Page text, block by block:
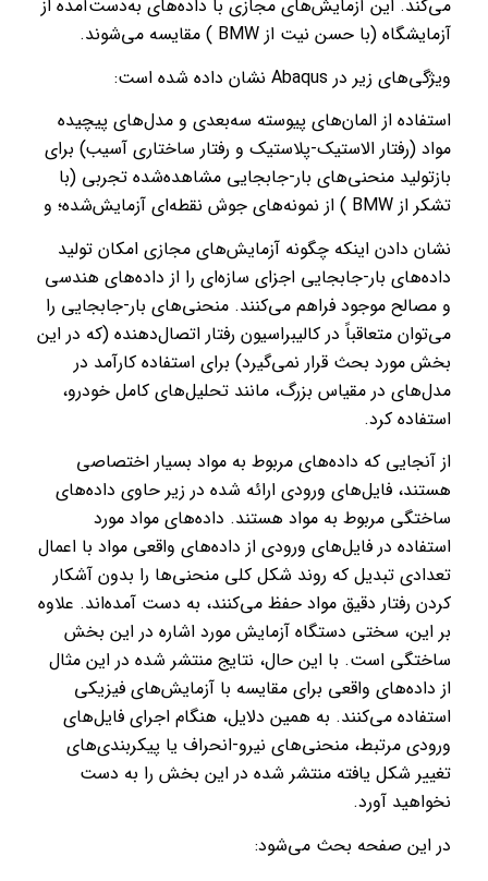
می‌کند. این آزمایش‌های مجازی با داده‌های به‌دست‌آمده از
آزمایشگاه (با حسن نیت از BMW ) مقایسه می‌شوند.
ویژگی‌های زیر در Abaqus نشان داده شده است:
استفاده از المان‌های پیوسته سه‌بعدی و مدل‌های پیچیده
مواد (رفتار الاستیک-پلاستیک و رفتار ساختاری آسیب) برای
بازتولید منحنی‌های بار-جابجایی مشاهده‌شده تجربی (با
تشکر از BMW ) از نمونه‌های جوش نقطه‌ای آزمایش‌شده؛ و
نشان دادن اینکه چگونه آزمایش‌های مجازی امکان تولید
داده‌های بار-جابجایی اجزای سازه‌ای را از داده‌های هندسی
و مصالح موجود فراهم می‌کنند. منحنی‌های بار-جابجایی را
می‌توان متعاقباً در کالیبراسیون رفتار اتصال‌دهنده (که در این
بخش مورد بحث قرار نمی‌گیرد) برای استفاده کارآمد در
مدل‌های در مقیاس بزرگ، مانند تحلیل‌های کامل خودرو،
استفاده کرد.
از آنجایی که داده‌های مربوط به مواد بسیار اختصاصی
هستند، فایل‌های ورودی ارائه شده در زیر حاوی داده‌های
ساختگی مربوط به مواد هستند. داده‌های مواد مورد
استفاده در فایل‌های ورودی از داده‌های واقعی مواد با اعمال
تعدادی تبدیل که روند شکل کلی منحنی‌ها را بدون آشکار
کردن رفتار دقیق مواد حفظ می‌کنند، به دست آمده‌اند. علاوه
بر این، سختی دستگاه آزمایش مورد اشاره در این بخش
ساختگی است. با این حال، نتایج منتشر شده در این مثال
از داده‌های واقعی برای مقایسه با آزمایش‌های فیزیکی
استفاده می‌کنند. به همین دلایل، هنگام اجرای فایل‌های
ورودی مرتبط، منحنی‌های نیرو-انحراف یا پیکربندی‌های
تغییر شکل یافته منتشر شده در این بخش را به دست
نخواهید آورد.
در این صفحه بحث می‌شود: